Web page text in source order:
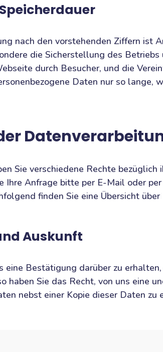
nach den vorstehenden Ziffern ist
die Sicherstellung des
durch Besucher, und die
Daten nur so lange,
Sie verschiedene Rechte
Ihre Anfrage bitte per E-Mail oder
finden Sie eine Übersicht über
Auskunft
eine Bestätigung darüber zu
haben Sie das Recht, von uns eine
nebst einer Kopie dieser Daten